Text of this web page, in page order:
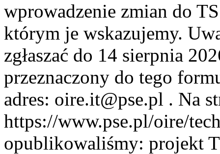
wprowadzenie zmian do
którym je wskazujemy.
zgłaszać do 14 sierpnia
przeznaczony do tego
adres: oire.it@pse.pl . Na
https://www.pse.pl/oire/
opublikowaliśmy: projekt